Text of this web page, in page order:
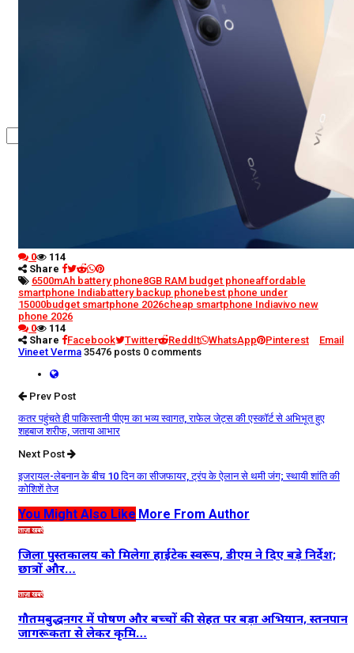
0
114
Share
6500mAh battery phone8GB RAM budget phoneaffordable
smartphone Indiabattery backup phone best phone under
15000budget smartphone 2026cheap smartphone Indiavivo new
phone 2026
0
114
Share
Facebook Twitter ReddIt WhatsApp Pinterest
Email
Vineet Verma 35476 posts 0 comments
Prev Post
कतर पहुंचते ही पाकिस्तानी पीएम का भव्य स्वागत, राफेल जेट्स की एस्कॉर्ट से अभिभूत हुए
शहबाज शरीफ, जताया आभार
Next Post
इजरायल-लेबनान के बीच 10 दिन का सीजफायर, ट्रंप के ऐलान से थमी जंग; स्थायी शांति की
कोशिशें तेज
You Might Also Like More From Author
ताज़ा खबरें
जिला पुस्तकालय को मिलेगा हाईटेक स्वरूप, डीएम ने दिए बड़े निर्देश;
छात्रों और…
ताज़ा खबरें
गौतमबुद्धनगर में पोषण और बच्चों की सेहत पर बड़ा अभियान, स्तनपान
जागरूकता से लेकर कृमि…